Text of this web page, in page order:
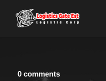
0 comments